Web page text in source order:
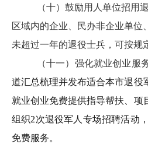
（十）鼓励用人单位招用
区域内的企业、民办非企业单
未超过一年的退役士兵， 可按规
（十一）强化就业创业服务
道汇总梳理并发布适合本市退役
就业创业免费提供指导帮扶、
组织2次退役军人专场招聘活动
免费服务。